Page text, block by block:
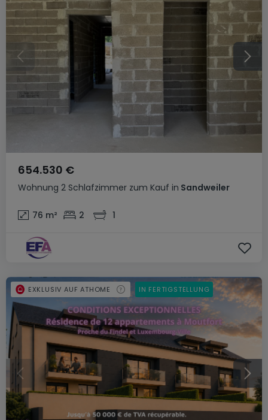
Wohnung 2 Schlafzimmer zum Kauf in Sandweiler
654.530 €
76 m² 2 1
EXKLUSIV AUF ATHOME IN FERTIGSTELLUNG